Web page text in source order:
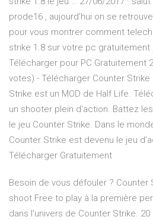
prode16 , aujourd'hui on se
pour vous montrer comment
strike 1.8 sur votre pc
Télécharger pour PC Gratuitement
votes) - Télécharger Counter
Strike est un MOD de Half Life.
un shooter plein d'action. Battez
le jeu Counter Strike. Dans le
Counter Strike est devenu le jeu
Télécharger Gratuitement
Besoin de vous défouler ? Counter
shoot Free to play à la première
dans l'univers de Counter Strike.